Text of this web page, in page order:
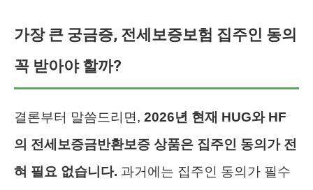
가장 큰 궁금증, 전세보증보험 집주인 동의
꼭 받아야 할까?
결론부터 말씀드리면, 2026년 현재 HUG와 HF
의 전세보증금반환보증 상품은 집주인 동의가 전
혀 필요 없습니다. 과거에는 집주인 동의가 필수